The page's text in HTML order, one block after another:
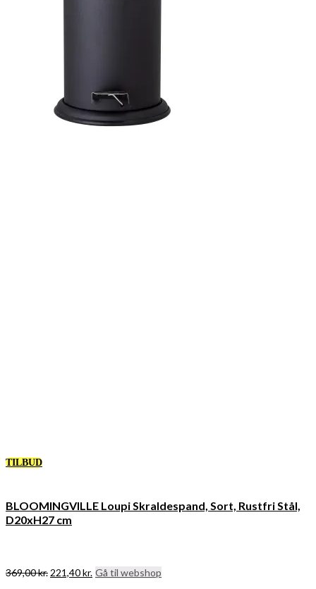
TILBUD
BLOOMINGVILLE Loupi Skraldespand, Sort, Rustfri Stål,
D20xH27 cm
369,00kr. Den
221,40kr. Den
Gå til webshop